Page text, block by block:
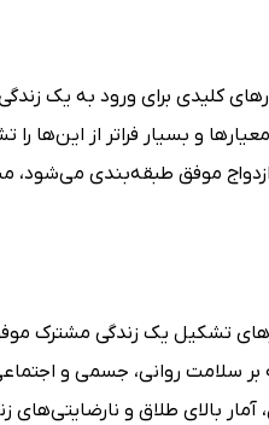
کلیدی برای ورود به یک
و بسیار فراتر از این‌ها
موفق طبقه‌بندی می‌شود،
تشکیل یک زندگی مشترک
روانی، جسمی و اجتماعی
بالای طلاق و نارضایتی‌های